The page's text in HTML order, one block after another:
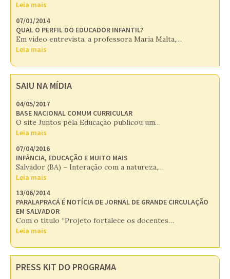
Leia mais
07/01/2014
QUAL O PERFIL DO EDUCADOR INFANTIL?
Em vídeo entrevista, a professora Maria Malta,…
Leia mais
SAIU NA MÍDIA
04/05/2017
BASE NACIONAL COMUM CURRICULAR
O site Juntos pela Educação publicou um…
Leia mais
07/04/2016
INFÂNCIA, EDUCAÇÃO E MUITO MAIS
Salvador (BA) – Interação com a natureza,…
Leia mais
13/06/2014
PARALAPRACÁ É NOTÍCIA DE JORNAL DE GRANDE CIRCULAÇÃO
EM SALVADOR
Com o título “Projeto fortalece os docentes…
Leia mais
PRESS KIT DO PROGRAMA